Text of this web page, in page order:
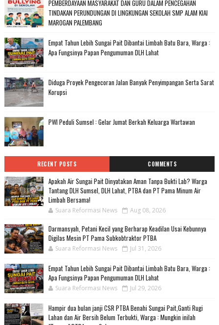
PEMBERDAYAAN MASYARAKAT DAN GURU DALAM PENCEGAHAN
TINDAKAN PERUNDUNGAN DI LINGKUNGAN SEKOLAH SMP ALAM KIAI
MAROGAN PALEMBANG
Empat Tahun Lebih Sungai Pait Dibantai Limbah Batu Bara, Warga :
Apa Fungsinya Papan Pengumuman DLH Lahat
Diduga Proyek Pengecoran Jalan Banyak Penyimpangan Serta Sarat
Korupsi
PWI Peduli Sumsel : Gelar Jumat Berkah Keluarga Wartawan
RECENT POSTS COMMENTS
Apakah Air Sungai Pait Dinyatakan Aman Tanpa Bukti Lab? Warga
Tantang DLH Sumsel, DLH Lahat, PTBA dan PT Pama Minum Air
Limbah Bersama!
Suara Reformasi News Aug 08, 2026
Darmansyah, Petani Kecil yang Berharap Keadilan Usai Kebunnya
Digilas Mesin PT Pama Subkobtraktor PTBA
Suara Reformasi News Jul 31, 2026
Empat Tahun Lebih Sungai Pait Dibantai Limbah Batu Bara, Warga :
Apa Fungsinya Papan Pengumuman DLH Lahat
Suara Reformasi News Jul 29, 2026
Hampir dua bulan janji CSR PTBA Benahi Sungai Pait,Ganti Rugi
Lahan dan Air Bersih Belum Terbukti, Warga : Mungkin inilah